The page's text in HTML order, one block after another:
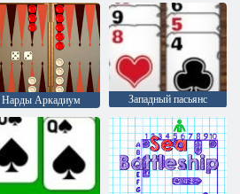
Нарды Аркадиум Западный пасьянс